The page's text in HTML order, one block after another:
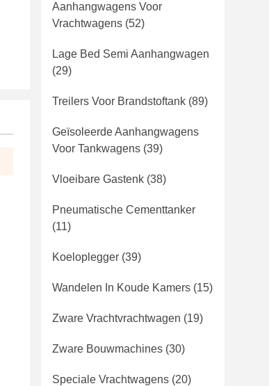
Aanhangwagens Voor
Vrachtwagens (52)
Lage Bed Semi Aanhangwagen
(29)
Treilers Voor Brandstoftank (89)
Geïsoleerde Aanhangwagens
Voor Tankwagens (39)
Vloeibare Gastenk (38)
Pneumatische Cementtanker
(11)
Koeloplegger (39)
Wandelen In Koude Kamers (15)
Zware Vrachtvrachtwagen (19)
Zware Bouwmachines (30)
Speciale Vrachtwagens (20)